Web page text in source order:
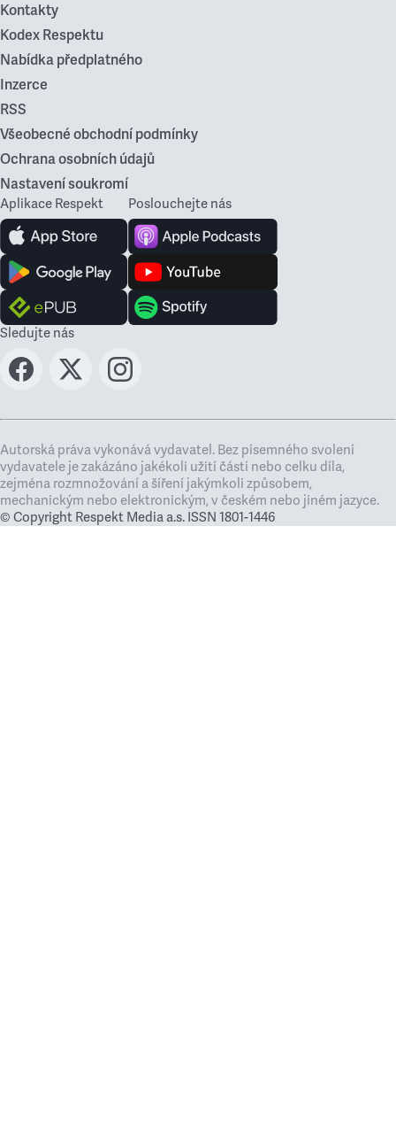
Kontakty
Kodex Respektu
Nabídka předplatného
Inzerce
RSS
Všeobecné obchodní podmínky
Ochrana osobních údajů
Nastavení soukromí
Aplikace Respekt Poslouchejte nás
Sledujte nás
Autorská práva vykonává vydavatel. Bez písemného svolení
vydavatele je zakázáno jakékoli užití částí nebo celku díla,
zejména rozmnožování a šíření jakýmkoli způsobem,
mechanickým nebo elektronickým, v českém nebo jiném jazyce.
© Copyright Respekt Media a.s. ISSN 1801-1446